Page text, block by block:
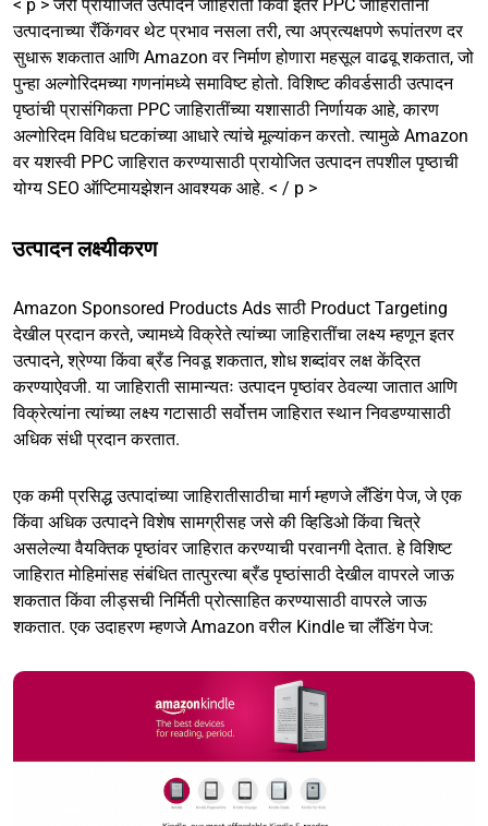
< p > जरी प्रायोजित उत्पादन जाहिराती किंवा इतर PPC जाहिरातींना
उत्पादनाच्या रँकिंगवर थेट प्रभाव नसला तरी, त्या अप्रत्यक्षपणे रूपांतरण दर
सुधारू शकतात आणि Amazon वर निर्माण होणारा महसूल वाढवू शकतात, जो
पुन्हा अल्गोरिदमच्या गणनांमध्ये समाविष्ट होतो. विशिष्ट कीवर्डसाठी उत्पादन
पृष्ठांची प्रासंगिकता PPC जाहिरातींच्या यशासाठी निर्णायक आहे, कारण
अल्गोरिदम विविध घटकांच्या आधारे त्यांचे मूल्यांकन करतो. त्यामुळे Amazon
वर यशस्वी PPC जाहिरात करण्यासाठी प्रायोजित उत्पादन तपशील पृष्ठाची
योग्य SEO ऑप्टिमायझेशन आवश्यक आहे. < / p >
उत्पादन लक्ष्यीकरण
Amazon Sponsored Products Ads साठी Product Targeting
देखील प्रदान करते, ज्यामध्ये विक्रेते त्यांच्या जाहिरातींचा लक्ष्य म्हणून इतर
उत्पादने, श्रेण्या किंवा ब्रँड निवडू शकतात, शोध शब्दांवर लक्ष केंद्रित
करण्याऐवजी. या जाहिराती सामान्यतः उत्पादन पृष्ठांवर ठेवल्या जातात आणि
विक्रेत्यांना त्यांच्या लक्ष्य गटासाठी सर्वोत्तम जाहिरात स्थान निवडण्यासाठी
अधिक संधी प्रदान करतात.
एक कमी प्रसिद्ध उत्पादांच्या जाहिरातीसाठीचा मार्ग म्हणजे लँडिंग पेज, जे एक
किंवा अधिक उत्पादने विशेष सामग्रीसह जसे की व्हिडिओ किंवा चित्रे
असलेल्या वैयक्तिक पृष्ठांवर जाहिरात करण्याची परवानगी देतात. हे विशिष्ट
जाहिरात मोहिमांसह संबंधित तात्पुरत्या ब्रँड पृष्ठांसाठी देखील वापरले जाऊ
शकतात किंवा लीड्सची निर्मिती प्रोत्साहित करण्यासाठी वापरले जाऊ
शकतात. एक उदाहरण म्हणजे Amazon वरील Kindle चा लँडिंग पेज: